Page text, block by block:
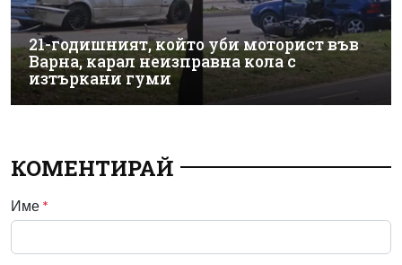
21-годишният, който уби моторист във
Варна, карал неизправна кола с
изтъркани гуми
КОМЕНТИРАЙ
Име *